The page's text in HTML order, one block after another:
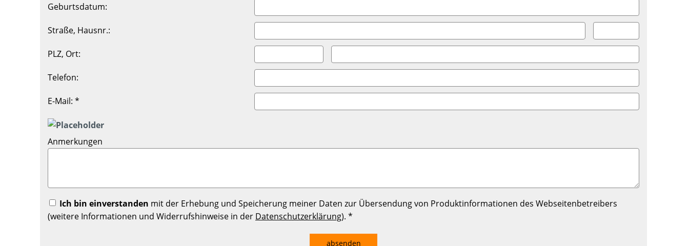
Geburtsdatum:
Straße, Hausnr.:
PLZ, Ort:
Telefon:
E-Mail: *
Anmerkungen
Ich bin einverstanden mit der Erhebung und Speicherung meiner Daten zur Übersendung von Produktinformationen des Webseitenbetreibers
(weitere Informationen und Widerrufshinweise in der Datenschutzerklärung). *
absenden